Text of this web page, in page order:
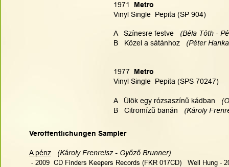
1971 Metro
Vinyl Single  Pepita (SP 904)
A   Színesre festve (Béla Tóth -
B   Közel a sátánhoz
(Péter
1977 Metro
Vinyl Single  Pepita (SPS 70247)
A   Ülök egy rózsaszínű kádban
B   Citromízű banán (Károly
Veröffentlichungen Sampler
A pénz
(Károly Frenreisz - Győző Brunner)
- 2009  CD Finders Keepers Records (FKR 017CD)   Well Hung -